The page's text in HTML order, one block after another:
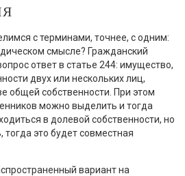
с терминами, точнее, с одним:
смысле? Гражданский
ответ в статье 244: имущество,
двух или нескольких лиц,
общей собственности. При этом
можно выделить и тогда
в долевой собственности, но
это будет совместная
вариант на